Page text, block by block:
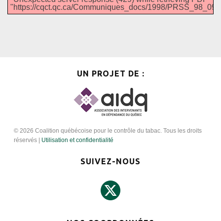
"https://cqct.qc.ca/Communiques_docs/1998/
UN PROJET DE :
© 2026 Coalition québécoise pour le contrôle du tabac. Tous les droits
réservés | Utilisation et confidentialité
SUIVEZ-NOUS